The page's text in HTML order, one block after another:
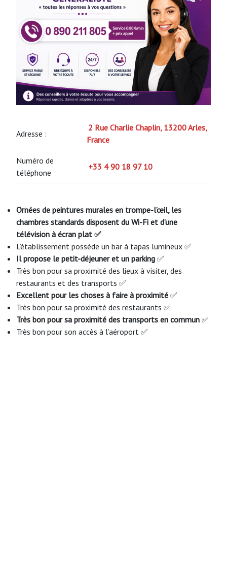
Adresse :
2 Rue Charlie Chaplin, 13200 Arles,
France
Numéro de
téléphone
+33 4 90 18 97 10
Ornées de peintures murales en trompe-l’œil, les
chambres standards disposent du Wi-Fi et d’une
télévision à écran plat ✅
L’établissement possède un bar à tapas lumineux ✅
Il propose le petit-déjeuner et un parking ✅
Très bon pour sa proximité des lieux à visiter, des
restaurants et des transports ✅
Excellent pour les choses à faire à proximité ✅
Très bon pour sa proximité des restaurants ✅
Très bon pour sa proximité des transports en commun ✅
Très bon pour son accès à l’aéroport ✅